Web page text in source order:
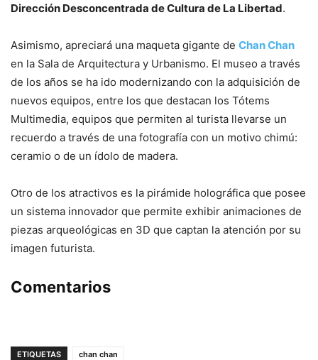
Dirección Desconcentrada de Cultura de La Libertad.
Asimismo, apreciará una maqueta gigante de Chan Chan
en la Sala de Arquitectura y Urbanismo. El museo a través
de los años se ha ido modernizando con la adquisición de
nuevos equipos, entre los que destacan los Tótems
Multimedia, equipos que permiten al turista llevarse un
recuerdo a través de una fotografía con un motivo chimú:
ceramio o de un ídolo de madera.
Otro de los atractivos es la pirámide holográfica que posee
un sistema innovador que permite exhibir animaciones de
piezas arqueológicas en 3D que captan la atención por su
imagen futurista.
Comentarios
ETIQUETAS
chan chan